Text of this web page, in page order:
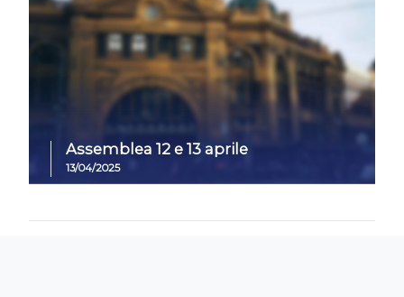
Assemblea 12 e 13 aprile
13/04/2025